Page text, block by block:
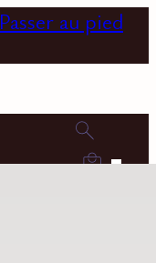
Passer au pied
0